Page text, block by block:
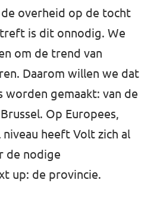
overheid op de tocht
is dit onnodig. We
om de trend van
Daarom willen we dat
worden gemaakt: van de
Op Europees,
niveau heeft Volt zich al
de nodige
up: de provincie.